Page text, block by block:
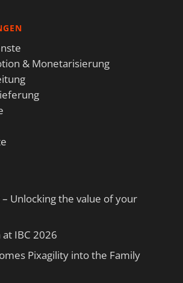
& Monetarisierung
Unlocking the value of your
IBC 2026
Pixagility into the Family